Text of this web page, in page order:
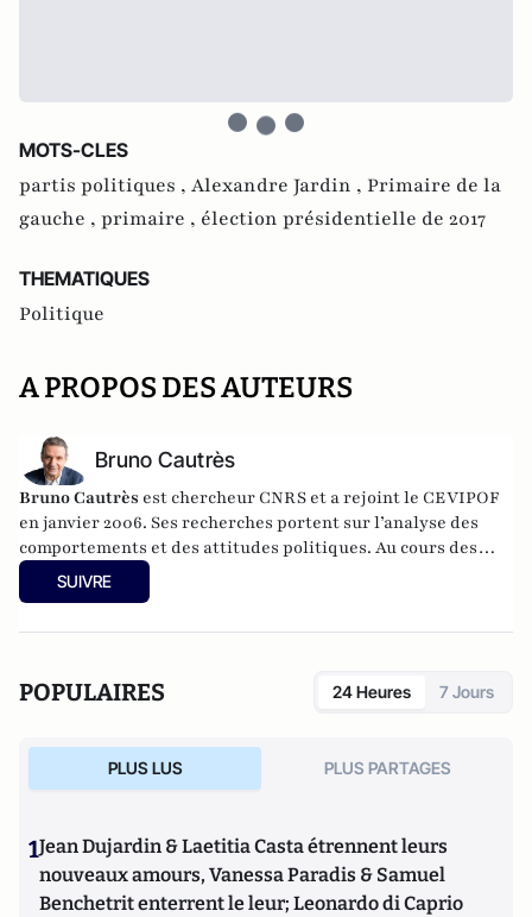
MOTS-CLES
partis politiques , Alexandre Jardin , Primaire de la
gauche , primaire , élection présidentielle de 2017
THEMATIQUES
Politique
A PROPOS DES AUTEURS
Bruno Cautrès
Bruno Cautrès est chercheur CNRS et a rejoint le CEVIPOF
en janvier 2006. Ses recherches portent sur l’analyse des
comportements et des attitudes politiques. Au cours des
années récentes, il a participé à différentes recherches
françaises ou européennes portant sur la participation
européenne dans les électorats et les opinions publiques. Il
(toujours) l'Europe ?(éditions de La Documentation
Française, 2014) etHistoire d’une révolution électorale
SUIVRE
POPULAIRES 24 Heures 7 Jours
PLUS LUS PLUS PARTAGES
1Jean Dujardin & Laetitia Casta étrennent leurs
nouveaux amours, Vanessa Paradis & Samuel
Benchetrit enterrent le leur; Leonardo di Caprio